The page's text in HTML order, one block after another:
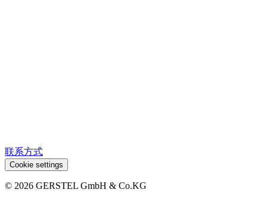
联系方式
Cookie settings
© 2026 GERSTEL GmbH & Co.KG